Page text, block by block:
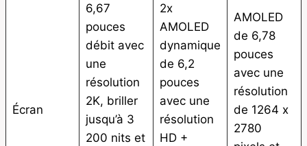
Écran
6,67
pouces
débit avec
une
résolution
2K, briller
jusqu’à 3
200 nits et
2x
AMOLED
dynamique
de 6,2
pouces
avec une
résolution
HD +
AMOLED
de 6,78
pouces
avec une
résolution
de 1264 x
2780